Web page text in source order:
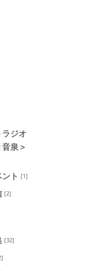
ジオ
泉＞
ト [1]
[2]
[32]